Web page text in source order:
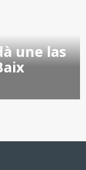
une las